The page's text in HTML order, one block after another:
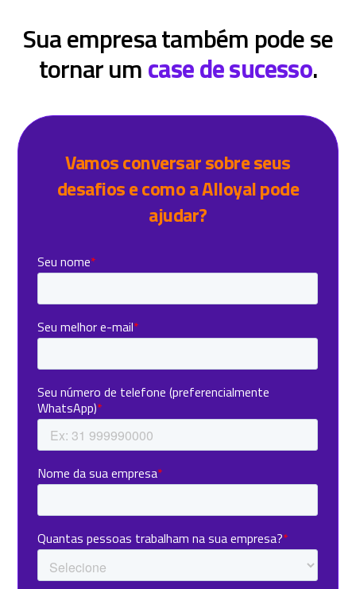
Sua empresa também pode se
tornar umcase de sucesso.
Vamos conversar sobre seus
desafios e como a Alloyal pode
ajudar?